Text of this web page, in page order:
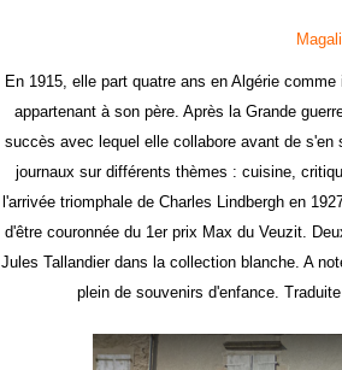
En 1915, elle part quatre ans en Algérie
appartenant à son père. Après la Grande
succès avec lequel elle collabore avant de
journaux sur différents thèmes : cuisine,
l'arrivée triomphale de Charles Lindbergh en
d'être couronnée du 1er prix Max du Veuzit.
Jules Tallandier dans la collection blanche. A
plein de souvenirs d'enfance.